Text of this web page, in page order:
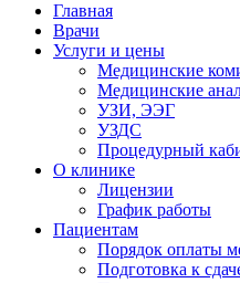
Главная
Врачи
Услуги и цены
Медицинские
Медицинские
УЗИ, ЭЭГ
УЗДС
Процедурный
О клинике
Лицензии
График работы
Пациентам
Порядок оплаты
Подготовка к